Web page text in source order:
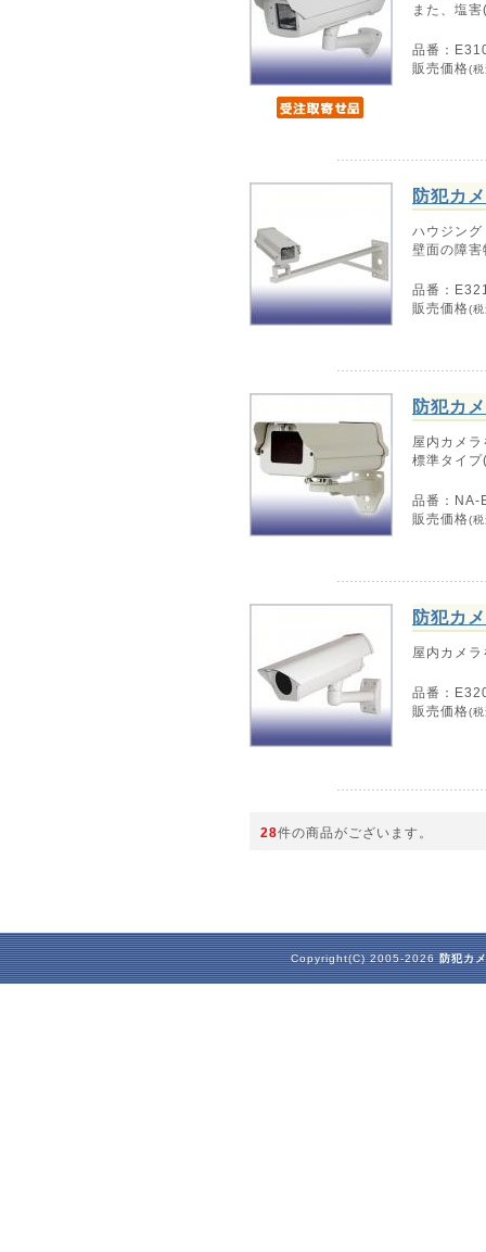
また、塩
品番：
販売価格(
防犯カ
ハウジン
壁面の障
品番：
販売価格(
防犯カ
屋内カメ
標準タイ
品番：NA-
販売価格(
防犯カ
屋内カメ
品番：
販売価格(
28件の商品がございます。
Copyright(C) 2005-2026防犯カ